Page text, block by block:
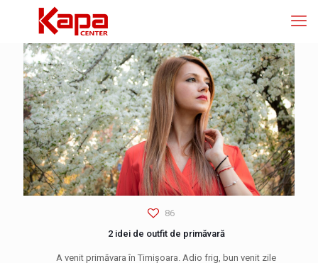
86
2 idei de outfit de primăvară
A venit primăvara în Timișoara. Adio frig, bun venit zile